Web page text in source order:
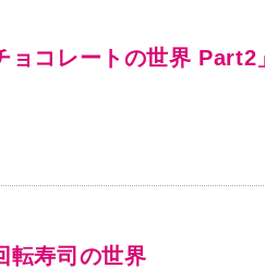
ョコレートの世界 Part2
転寿司の世界